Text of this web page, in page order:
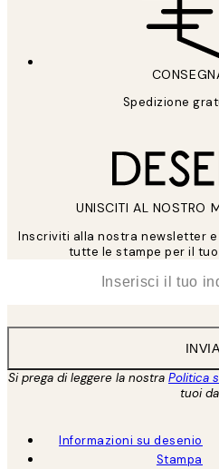
Spedizione
UNISCITI AL NOSTRO
Inscriviti alla nostra newsletter e
tutte le stampe per il
INVIA
Si prega di leggere la nostra Politica
tuoi
Informazioni su desenio
Stampa